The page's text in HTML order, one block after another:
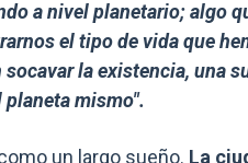
a nivel planetario; algo
el tipo de vida que
la existencia, una
planeta mismo".
un largo sueño. La